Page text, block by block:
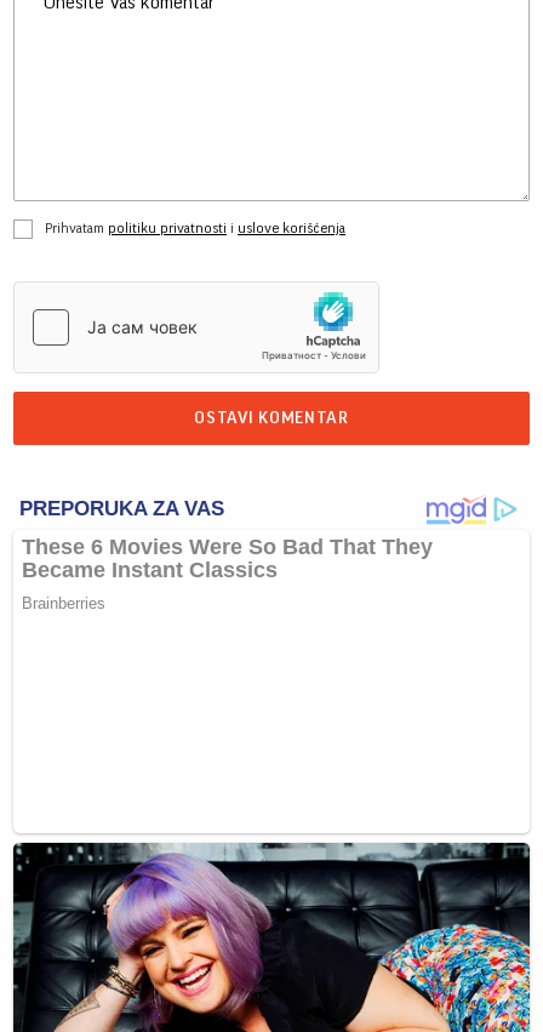
Prihvatam politiku privatnosti i uslove korišćenja
OSTAVI KOMENTAR